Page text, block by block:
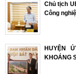
Chủ tịch
Công
HUYỆN
KHOÁNG